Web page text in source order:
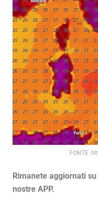
FONTE:
Rimanete aggiornati su
nostre APP.